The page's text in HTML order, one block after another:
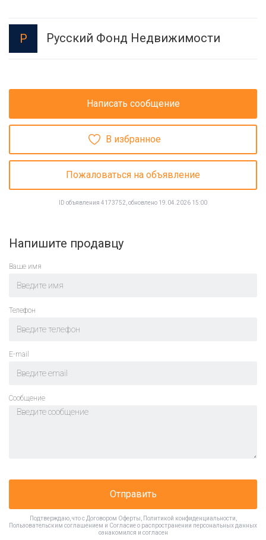
Р Русский Фонд Недвижимости
Написать сообщение
В избранное
Пожаловаться на объявление
ID объявления 4173752, обновлено 19.04.2026 15:00
Напишите продавцу
Ваше имя
Телефон
E-mail
Cообщение
Отправить
Подтверждаю, что с Договором Оферты Политикой конфиденциальности
Пользовательским соглашением и Согласие о распространении персональных данных
ознакомился и согласен